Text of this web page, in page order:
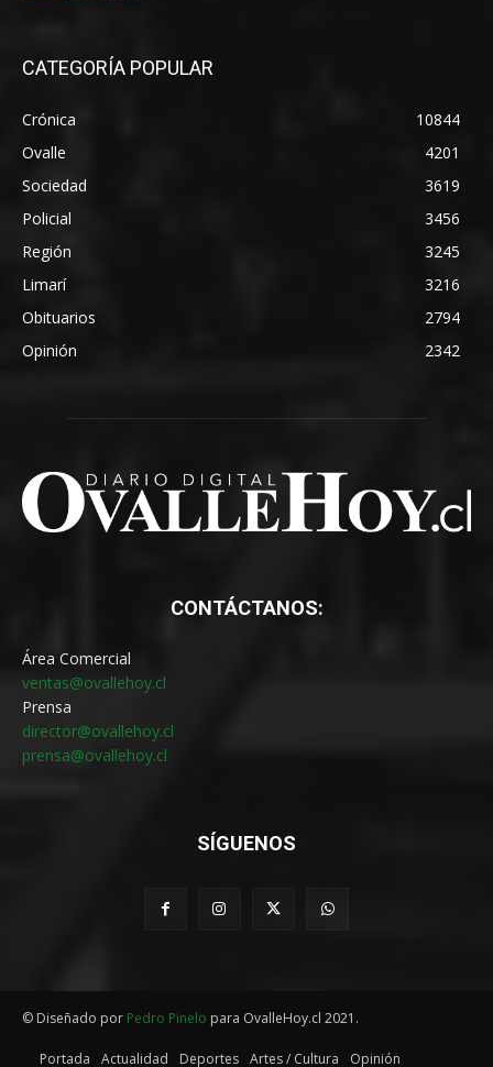
CATEGORÍA POPULAR
Crónica
10844
Ovalle
4201
Sociedad
3619
Policial
3456
Región
3245
Limarí
3216
Obituarios
2794
Opinión
2342
CONTÁCTANOS:
Área Comercial
ventas@ovallehoy.cl
Prensa
director@ovallehoy.cl
prensa@ovallehoy.cl
SÍGUENOS
© Diseñado por Pedro Pinelo para OvalleHoy.cl 2021.
Portada Actualidad Deportes Artes / Cultura Opinión